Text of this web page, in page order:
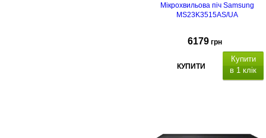
Мікрохвильова піч Samsung
MS23K3515AS/UA
6179 грн
КУПИТИ
Купити
в 1 клік